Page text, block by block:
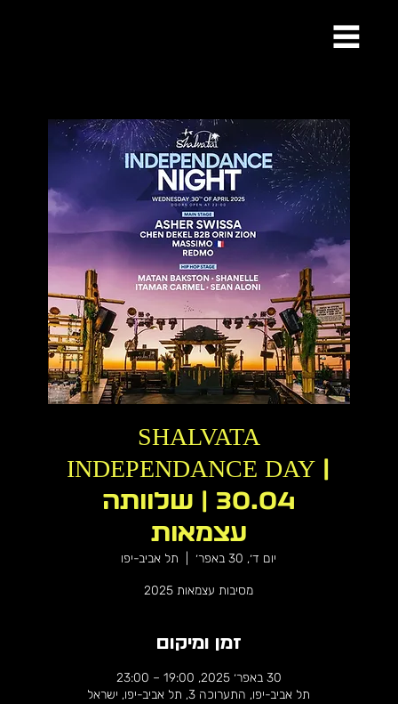
SHALVATA
INDEPENDANCE DAY |
30.04 | שלוותה
עצמאות
יום ד׳, 30 באפר׳ תל אביב-יפו
מסיבות עצמאות 2025
זמן ומיקום
30 באפר׳ 2025, 19:00 – 23:00
תל אביב-יפו, התערוכה 3, תל אביב-יפו, ישראל